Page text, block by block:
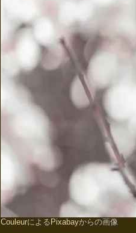
Couleurによる Pixabayからの画像